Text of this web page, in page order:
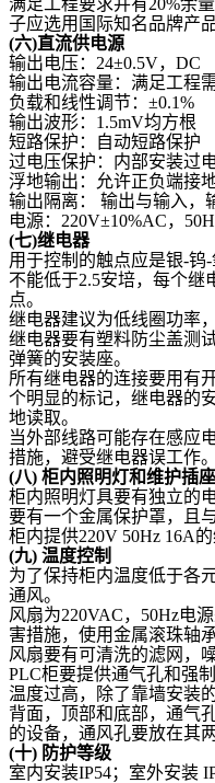
子应选用国际知名品牌产品
(六)直流供电源
输出电压：24±0.5V，DC
输出电流容量：满足工程
负载和线性调节：±0.1%
输出波形：1.5mV均方根
短路保护：自动短路保护
过电压保护：内部安装过
浮地输出：允许正负端接
输出隔离： 输出与输入，
电源：220V±10%AC，
(七)继电器
用于控制的触点应是银-钨
不能低于2.5安培，每个继
点。
继电器建议为低线圈功率
继电器要有塑料防尘盖测
弹簧的安装座。
所有继电器的连接要用有
个明显的标记，继电器的
地读取。
当外部线路可能存在感应
措施，避受继电器误工作。
(八) 柜内照明灯和维护插座
柜内照明灯具要有独立的
要有一个金属保护罩，且
柜内提供220V 50Hz 16A
(九) 温度控制
为了保持柜内温度低于各
通风。
风扇为220VAC，50Hz电
害措施，使用金属滚珠轴
风扇要有可清洗的滤网，
PLC柜要提供通气孔和强
温度过高，除了靠墙安装
背面，顶部和底部，通气
的设备，通风孔要放在其两
(十) 防护等级
室内安装IP54；室外安装